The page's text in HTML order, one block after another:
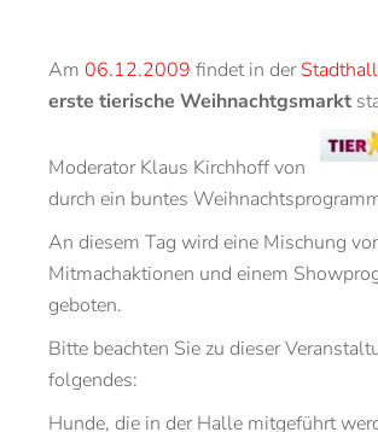
Am 06.12.2009 findet in der
erste tierische Weihnachtgsmarkt
Moderator Klaus Kirchhoff von
durch ein buntes
An diesem Tag wird eine Mischung
Mitmachaktionen und einem
geboten.
Bitte beachten Sie zu dieser
folgendes:
Hunde, die in der Halle mitgeführt